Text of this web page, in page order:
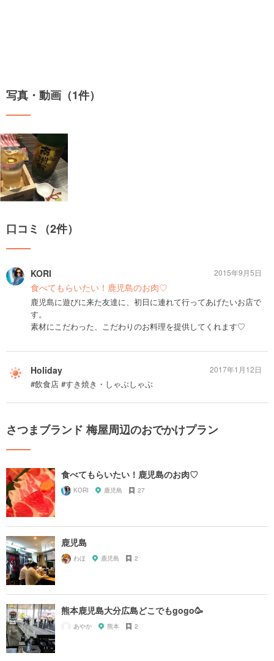
写真・動画（1件）
口コミ（2件）
KORI
食べてもらいたい！鹿児島のお肉♡
鹿児島に遊びに来た友達に、初日に連れて行ってあげたいお店で
す。
素材にこだわった、こだわりのお料理を提供してくれます♡
2015年9月5日
Holiday
#飲食店 #すき焼き・しゃぶしゃぶ
2017年1月12日
さつまブランド 梅屋周辺のおでかけプラン
食べてもらいたい！鹿児島のお肉♡
KORI 鹿児島 27
鹿児島
わほ 鹿児島 2
熊本鹿児島大分広島どこでもgogo🥳
あやか 熊本 2